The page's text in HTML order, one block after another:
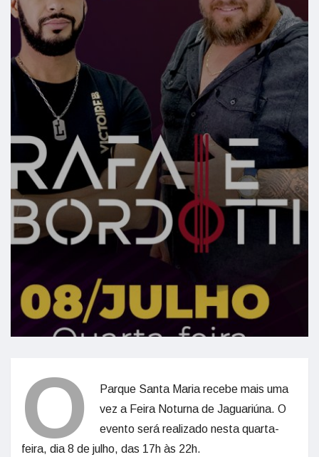
O
Parque Santa Maria recebe mais uma
vez a Feira Noturna de Jaguariúna. O
evento será realizado nesta quarta-
feira, dia 8 de julho, das 17h às 22h.